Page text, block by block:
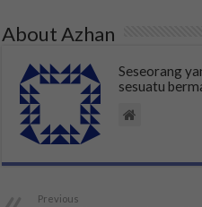
About Azhan
Seseorang
sesuatu
Previous